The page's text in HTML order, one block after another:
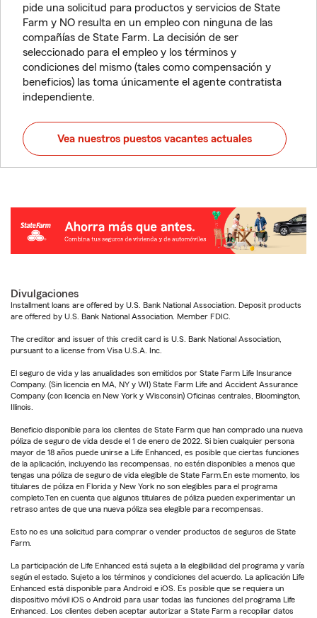
pide una solicitud para productos y servicios de State
Farm y NO resulta en un empleo con ninguna de las
compañías de State Farm. La decisión de ser
seleccionado para el empleo y los términos y
condiciones del mismo (tales como compensación y
beneficios) las toma únicamente el agente contratista
independiente.
Vea nuestros puestos vacantes actuales
Divulgaciones
Installment loans are offered by U.S. Bank National Association. Deposit products
are offered by U.S. Bank National Association. Member FDIC.
The creditor and issuer of this credit card is U.S. Bank National Association,
pursuant to a license from Visa U.S.A. Inc.
El seguro de vida y las anualidades son emitidos por State Farm Life Insurance
Company. (Sin licencia en MA, NY y WI) State Farm Life and Accident Assurance
Company (con licencia en New York y Wisconsin) Oficinas centrales, Bloomington,
Illinois.
Beneficio disponible para los clientes de State Farm que han comprado una nueva
póliza de seguro de vida desde el 1 de enero de 2022. Si bien cualquier persona
mayor de 18 años puede unirse a Life Enhanced, es posible que ciertas funciones
de la aplicación, incluyendo las recompensas, no estén disponibles a menos que
tengas una póliza de seguro de vida elegible de State Farm.En este momento, los
titulares de póliza en Florida y New York no son elegibles para el programa
completo.Ten en cuenta que algunos titulares de póliza pueden experimentar un
retraso antes de que una nueva póliza sea elegible para recompensas.
Esto no es una solicitud para comprar o vender productos de seguros de State
Farm.
La participación de Life Enhanced está sujeta a la elegibilidad del programa y varía
según el estado. Sujeto a los términos y condiciones del acuerdo. La aplicación Life
Enhanced está disponible para Android e iOS. Es posible que se requiera un
dispositivo móvil iOS o Android para usar todas las funciones del programa Life
Enhanced. Los clientes deben aceptar autorizar a State Farm a recopilar datos